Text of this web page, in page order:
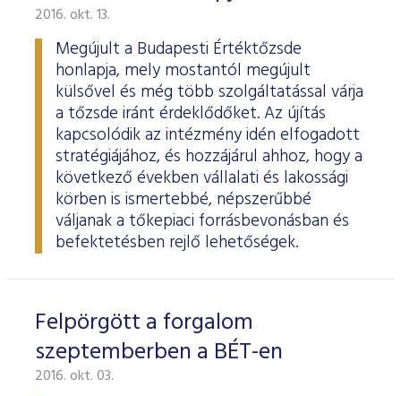
2016. okt. 13.
Megújult a Budapesti Értéktőzsde
honlapja, mely mostantól megújult
külsővel és még több szolgáltatással várja
a tőzsde iránt érdeklődőket. Az újítás
kapcsolódik az intézmény idén elfogadott
stratégiájához, és hozzájárul ahhoz, hogy a
következő években vállalati és lakossági
körben is ismertebbé, népszerűbbé
váljanak a tőkepiaci forrásbevonásban és
befektetésben rejlő lehetőségek.
Felpörgött a forgalom
szeptemberben a BÉT-en
2016. okt. 03.